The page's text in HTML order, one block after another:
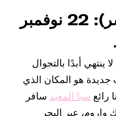
القوس (آرتشر): 22 نوفمبر
ينتهي أبدًا بالتجوال
هو المكان الذي
رائع سبا المعبد سافر
عبر البحر